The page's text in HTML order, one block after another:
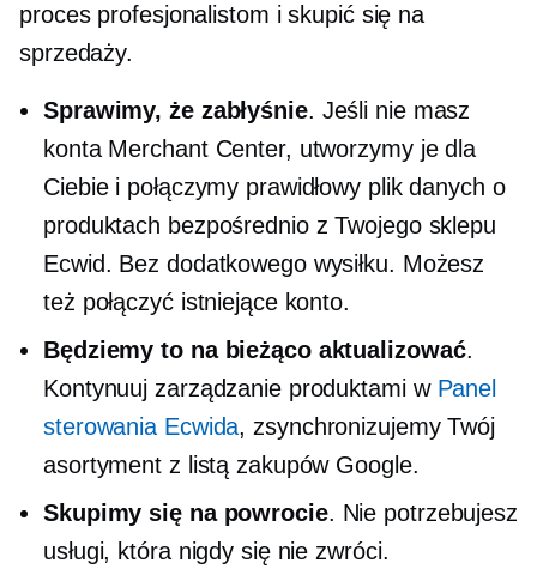
proces profesjonalistom i skupić się na
sprzedaży.
Sprawimy, że zabłyśnie. Jeśli nie masz
konta Merchant Center, utworzymy je dla
Ciebie i połączymy prawidłowy plik danych o
produktach bezpośrednio z Twojego sklepu
Ecwid. Bez dodatkowego wysiłku. Możesz
też połączyć istniejące konto.
Będziemy to na bieżąco aktualizować.
Kontynuuj zarządzanie produktami w Panel
sterowania Ecwida, zsynchronizujemy Twój
asortyment z listą zakupów Google.
Skupimy się na powrocie. Nie potrzebujesz
usługi, która nigdy się nie zwróci.